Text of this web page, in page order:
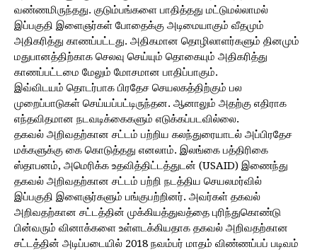
வண்ணமிருந்தது. குடும்பங்களை பாதித்தது மட்டுமல்லாமல்
இப்பகுதி இளைஞர்கள் போதைக்கு அடிமையாகும் வீதமும்
அதிகரித்து காணப்பட்டது. அதிகமான தொழிலாளர்களும் தினமும்
மதுபானத்திற்காக செலவு செய்யும் தொகையும் அதிகரித்து
காணப்பட்டமை மேலும் மோசமான பாதிப்பாகும்.
இவ்விடயம் தொடர்பாக பிரதேச செயலகத்திற்கும் பல
முறைப்பாடுகள் செய்யப்பட்டிருந்தன. ஆனாலும் அதற்கு எதிராக
எந்தவிதமான நடவடிக்கைகளும் எடுக்கப்படவில்லை.
தகவல் அறிவதற்கான சட்டம் பற்றிய கலந்துரையாடல் அப்பிரதேச
மக்களுக்கு கை கொடுத்தது எனலாம். இலங்கை பத்திரிகை
ஸ்தாபனம், அமெரிக்க உதவித்திட்டத்துடன் (USAID) இணைந்து
தகவல் அறிவதற்கான சட்டம் பற்றி நடத்திய செயலமர்வில்
இப்பகுதி இளைஞர்களும் பங்குபற்றினர். அவர்கள் தகவல்
அறிவதற்கான சட்டத்தின் முக்கியத்துவத்தை புரிந்துகொண்டு
பின்வரும் வினாக்களை உள்ளடக்கியதாக தகவல் அறிவதற்கான
சட்டத்தின் அடிப்படையில் 2018 நவம்பர் மாதம் விண்ணப்பப் படிவம்